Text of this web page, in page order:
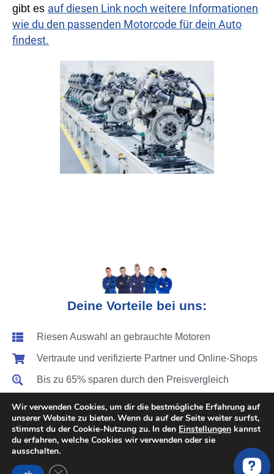
gibt es auf diesen Link noch weitere Informationen
wie du den passenden Motorcode für dein Auto
findest.
Deine Vorteile bei uns:
Riesen Auswahl an gebrauchte Motoren
Vertraute und verifizierte Partner und Online-Shops
Bis zu 65% sparen durch den Preisvergleich
Festpreise für den Motorwechsel
Vergleich von über 200 Motoren Anbieter
Zeit sparen - Anfrage dauert ca. 1 min.
Wir verwenden Cookies, um dir die bestmögliche Erfahrung auf
unserer Website zu bieten. Wenn du auf der Seite weiter surfst,
stimmst du der Cookie-Nutzung zu. In den Einstellungen kannst
du erfahren, welche Cookies wir verwenden oder sie
ausschalten.
GDPR Cookie-Banner schließen